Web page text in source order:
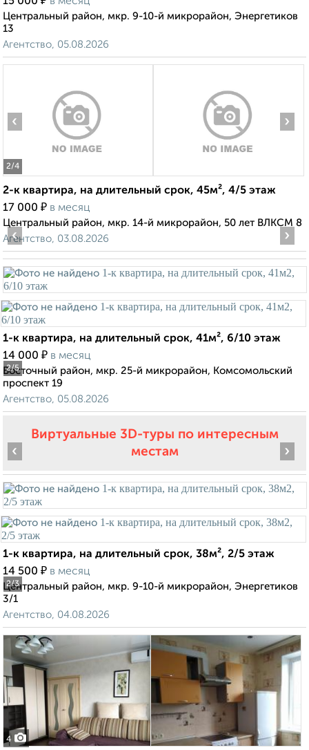
Центральный район, мкр. 9-10-й микрорайон, Энергетиков
13
Агентство, 05.08.2026
2/4
‹ ›
2-к квартира, на длительный срок, 45м², 4/5 этаж
17 000 ₽ в месяц
Центральный район, мкр. 14-й микрорайон, 50 лет ВЛКСМ 8
Агентство, 03.08.2026
2/5
‹ ›
1-к квартира, на длительный срок, 41м², 6/10 этаж
14 000 ₽ в месяц
Восточный район, мкр. 25-й микрорайон, Комсомольский
проспект 19
Агентство, 05.08.2026
Виртуальные 3D-туры по интересным
местам
2/3
‹ ›
1-к квартира, на длительный срок, 38м², 2/5 этаж
14 500 ₽ в месяц
Центральный район, мкр. 9-10-й микрорайон, Энергетиков
3/1
Агентство, 04.08.2026
4